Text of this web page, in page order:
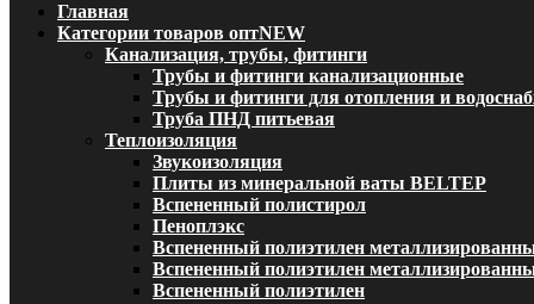
Главная
Категории товаров оптNEW
Канализация, трубы, фитинги
Трубы и фитинги канализационные
Трубы и фитинги для отопления и
Труба ПНД питьевая
Теплоизоляция
Звукоизоляция
Плиты из минеральной ваты BELTEP
Вспененный полистирол
Пеноплэкс
Вспененный полиэтилен
Вспененный полиэтилен
Вспененный полиэтилен